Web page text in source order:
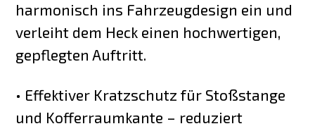
harmonisch ins Fahrzeugdesign ein und
verleiht dem Heck einen hochwertigen,
gepflegten Auftritt.
• Effektiver Kratzschutz für Stoßstange
und Kofferraumkante – reduziert